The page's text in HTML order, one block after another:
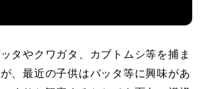
タやクワガタ、カブトムシ等を捕ま
、最近の子供はバッタ等に興味があ